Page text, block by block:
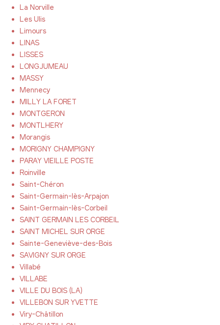
La Norville
Les Ulis
Limours
LINAS
LISSES
LONGJUMEAU
MASSY
Mennecy
MILLY LA FORET
MONTGERON
MONTLHERY
Morangis
MORIGNY CHAMPIGNY
PARAY VIEILLE POSTE
Roinville
Saint-Chéron
Saint-Germain-lès-Arpajon
Saint-Germain-lès-Corbeil
SAINT GERMAIN LES CORBEIL
SAINT MICHEL SUR ORGE
Sainte-Geneviève-des-Bois
SAVIGNY SUR ORGE
Villabé
VILLABE
VILLE DU BOIS (LA)
VILLEBON SUR YVETTE
Viry-Châtillon